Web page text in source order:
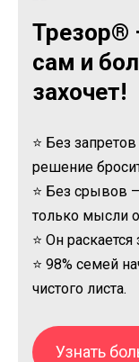
Трезор®
сам и
захочет!
⭐ Без
решение
⭐ Без срывов
только мысли
⭐ Он
⭐ 98% семей
чистого листа.
Узнать